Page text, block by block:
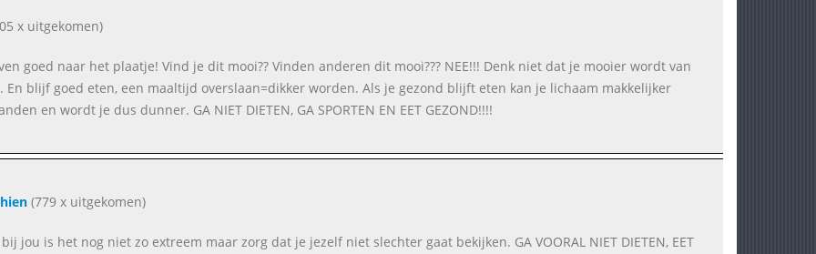
x uitgekomen)
goed naar het plaatje! Vind je dit mooi?? Vinden anderen dit mooi??? NEE!!! Denk niet dat je mooier wordt van
En blijf goed eten, een maaltijd overslaan=dikker worden. Als je gezond blijft eten kan je lichaam makkelijker
en wordt je dus dunner. GA NIET DIETEN, GA SPORTEN EN EET GEZOND!!!!
(779 x uitgekomen)
jou is het nog niet zo extreem maar zorg dat je jezelf niet slechter gaat bekijken. GA VOORAL NIET DIETEN, EET